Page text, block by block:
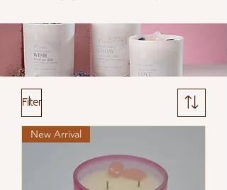
Filter
New Arrival